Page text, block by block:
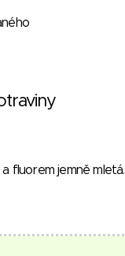
fluorem jemně mletá.